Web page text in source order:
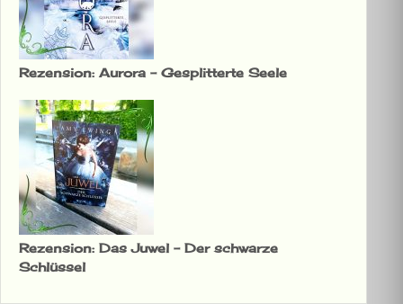
Rezension: Aurora – Gesplitterte Seele
Rezension: Das Juwel – Der schwarze
Schlüssel